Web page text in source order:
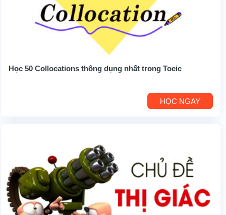
Học 50 Collocations thông dụng nhất trong Toeic
HỌC NGAY